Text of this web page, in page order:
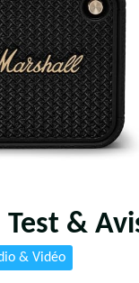
Test &
& Vidéo